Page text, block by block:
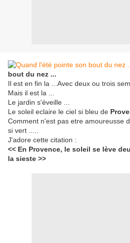
bout du nez ...
Il est en fin la ...Avec deux ou trois
Mais il est la ...
Le jardin s'éveille ...
Le soleil eclaire le ciel si bleu de
Comment n'est pas etre amoureusse
si vert .....
J'adore cette citation :
<< En Provence, le soleil se lève
la sieste >>